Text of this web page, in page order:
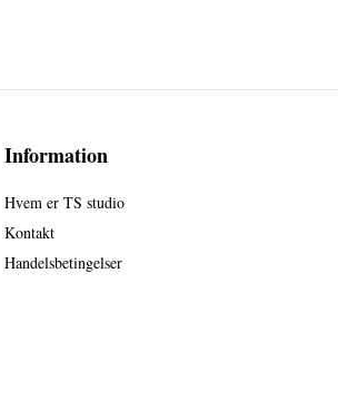
Information
Hvem er TS studio
Kontakt
Handelsbetingelser